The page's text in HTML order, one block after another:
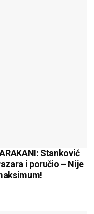
Stanković
i poručio – Nije